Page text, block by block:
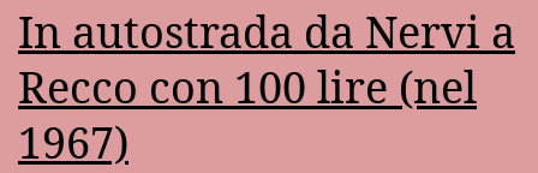
In autostrada da Nervi a
Recco con 100 lire (nel
1967)